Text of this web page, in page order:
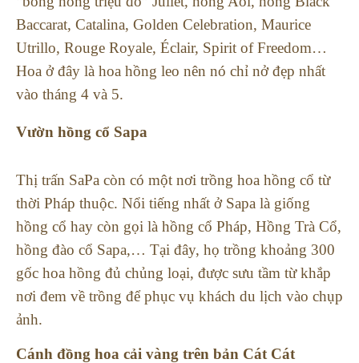
Baccarat, Catalina, Golden Celebration, Maurice
Utrillo, Rouge Royale, Éclair, Spirit of Freedom…
Hoa ở đây là hoa hồng leo nên nó chỉ nở đẹp nhất
vào tháng 4 và 5.
Vườn hồng cổ Sapa
Thị trấn SaPa còn có một nơi trồng hoa hồng cổ từ
thời Pháp thuộc. Nổi tiếng nhất ở Sapa là giống
hồng cổ hay còn gọi là hồng cổ Pháp, Hồng Trà Cổ,
hồng đào cổ Sapa,… Tại đây, họ trồng khoảng 300
gốc hoa hồng đủ chủng loại, được sưu tầm từ khắp
nơi đem về trồng để phục vụ khách du lịch vào chụp
ảnh.
Cánh đồng hoa cải vàng trên bản Cát Cát